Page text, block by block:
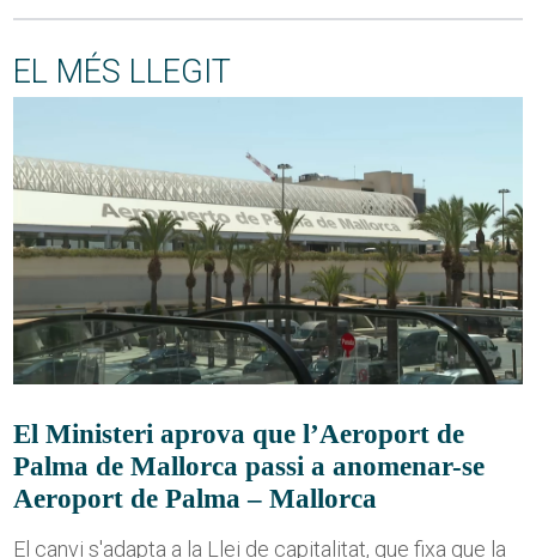
EL MÉS LLEGIT
El Ministeri aprova que l’Aeroport de
Palma de Mallorca passi a anomenar-se
Aeroport de Palma – Mallorca
El canvi s'adapta a la Llei de capitalitat, que fixa que la